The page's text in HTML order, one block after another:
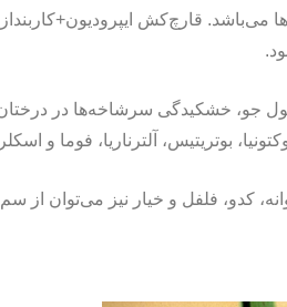
می‌باشد. قارچ‌کش
جو، خشکیدگی سرشاخه‌ها در
بوتریتیس، آلترناریا، فوما و
کدو، فلفل و خیار نیز می‌توان از سم